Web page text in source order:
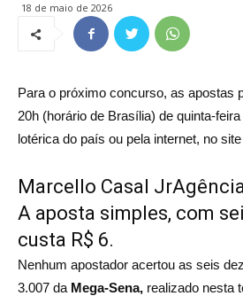
18 de maio de 2026
Para o próximo concurso, as apostas
20h (horário de Brasília) de quinta-
lotérica do país ou pela internet, no
Marcello Casal
A aposta simples, com
custa R$ 6.
Nenhum apostador acertou as seis
3.007 da Mega-Sena, realizado nesta